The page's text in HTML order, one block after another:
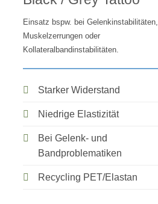
Einsatz bspw. bei Gelenkinstabilitäten,
Muskelzerrungen oder
Kollateralbandinstabilitäten.
Starker Widerstand
Niedrige Elastizität
Bei Gelenk- und
Bandproblematiken
Recycling PET/Elastan